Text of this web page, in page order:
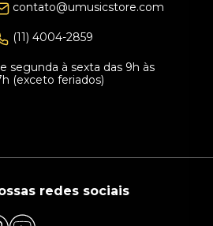
contato@umusicstore.com
(11) 4004-2859
segunda à sexta das 9h às
(exceto feriados)
redes sociais